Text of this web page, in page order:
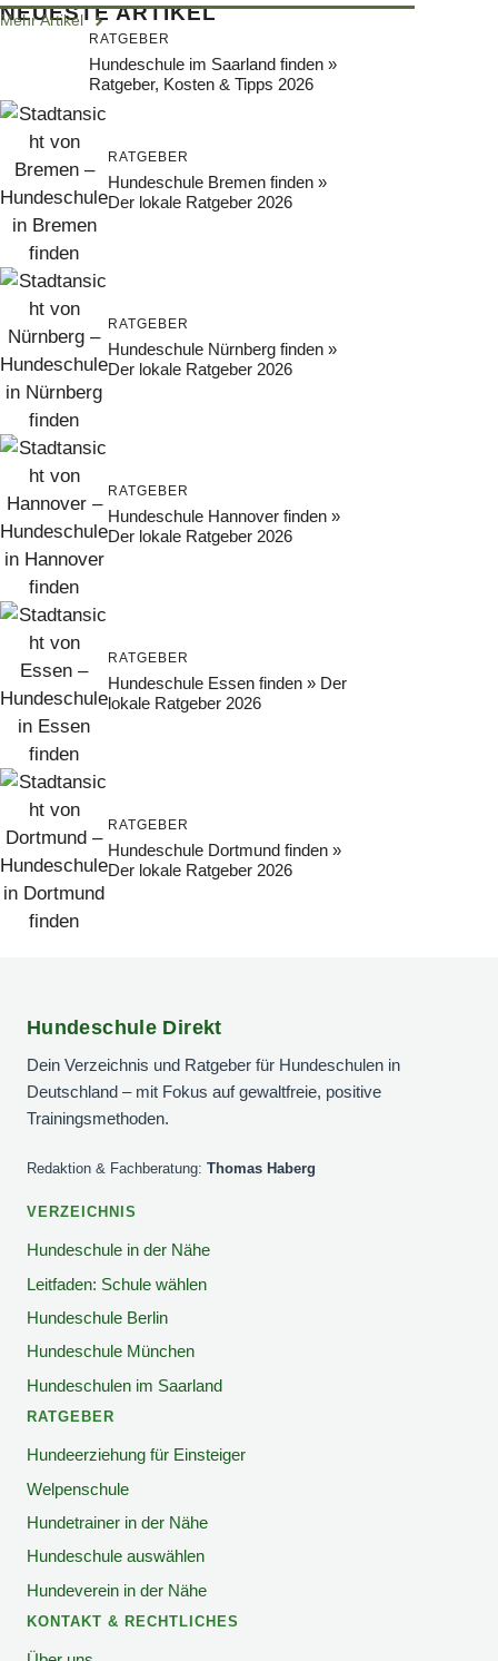
NEUESTE ARTIKEL
Mehr Artikel
RATGEBER
Hundeschule im Saarland finden »
Ratgeber, Kosten & Tipps 2026
RATGEBER
Hundeschule Bremen finden »
Der lokale Ratgeber 2026
RATGEBER
Hundeschule Nürnberg finden »
Der lokale Ratgeber 2026
RATGEBER
Hundeschule Hannover finden »
Der lokale Ratgeber 2026
RATGEBER
Hundeschule Essen finden » Der
lokale Ratgeber 2026
RATGEBER
Hundeschule Dortmund finden »
Der lokale Ratgeber 2026
Hundeschule Direkt
Dein Verzeichnis und Ratgeber für Hundeschulen in
Deutschland – mit Fokus auf gewaltfreie, positive
Trainingsmethoden.
Redaktion & Fachberatung: Thomas Haberg
VERZEICHNIS
Hundeschule in der Nähe
Leitfaden: Schule wählen
Hundeschule Berlin
Hundeschule München
Hundeschulen im Saarland
RATGEBER
Hundeerziehung für Einsteiger
Welpenschule
Hundetrainer in der Nähe
Hundeschule auswählen
Hundeverein in der Nähe
KONTAKT & RECHTLICHES